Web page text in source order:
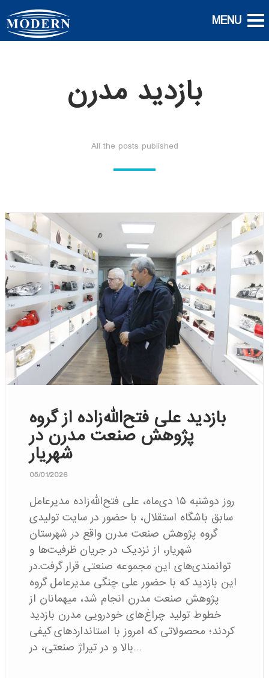
بازدید مدرن
All the posts published
بازدید علی فتح‌الله‌زاده از گروه
پژوهش صنعت مدرن در
شهریار
05/01/2026
روز دوشنبه ۱۵ دی‌ماه، علی فتح‌الله‌زاده مدیرعامل
سابق باشگاه استقلال، با حضور در سایت تولیدی
گروه پژوهش صنعت مدرن واقع در شهرستان
شهریار، از نزدیک در جریان ظرفیت‌ها و
توانمندی‌های این مجموعه صنعتی قرار گرفت.در
این بازدید که با حضور علی چنگی مدیرعامل گروه
پژوهش صنعت مدرن انجام شد، میهمانان از
خطوط تولید چراغ‌های خودرویی مدرن بازدید
کردند؛ محصولاتی که امروز با استانداردهای کیفی
بالا و در تیراژ صنعتی، در…